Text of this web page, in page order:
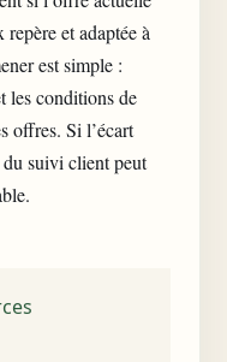
et adaptée à
est simple :
les conditions de
offres. Si l’écart
suivi client peut